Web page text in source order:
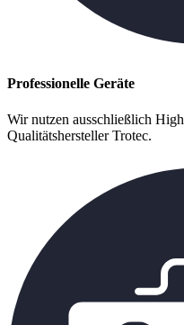
Professionelle Geräte
Wir nutzen ausschließlich
Qualitätshersteller Trotec.